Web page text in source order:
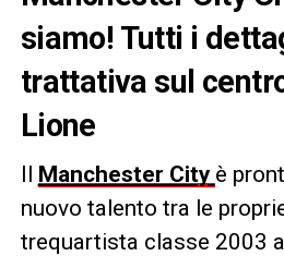
siamo! Tutti i
trattativa sul
Lione
Il Manchester City è
nuovo talento tra le
trequartista classe 2003